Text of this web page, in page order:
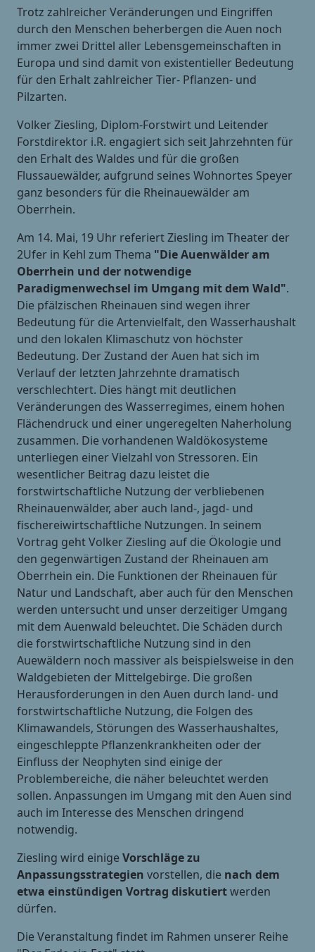
Trotz zahlreicher Veränderungen und Eingriffen
durch den Menschen beherbergen die Auen noch
immer zwei Drittel aller Lebensgemeinschaften in
Europa und sind damit von existentieller Bedeutung
für den Erhalt zahlreicher Tier- Pflanzen- und
Pilzarten.
Volker Ziesling, Diplom-Forstwirt und Leitender
Forstdirektor i.R. engagiert sich seit Jahrzehnten für
den Erhalt des Waldes und für die großen
Flussauewälder, aufgrund seines Wohnortes Speyer
ganz besonders für die Rheinauewälder am
Oberrhein.
Am 14. Mai, 19 Uhr referiert Ziesling im Theater der
2Ufer in Kehl zum Thema "Die Auenwälder am
Oberrhein und der notwendige
Paradigmenwechsel im Umgang mit dem Wald".
Die pfälzischen Rheinauen sind wegen ihrer
Bedeutung für die Artenvielfalt, den Wasserhaushalt
und den lokalen Klimaschutz von höchster
Bedeutung. Der Zustand der Auen hat sich im
Verlauf der letzten Jahrzehnte dramatisch
verschlechtert. Dies hängt mit deutlichen
Veränderungen des Wasserregimes, einem hohen
Flächendruck und einer ungeregelten Naherholung
zusammen. Die vorhandenen Waldökosysteme
unterliegen einer Vielzahl von Stressoren. Ein
wesentlicher Beitrag dazu leistet die
forstwirtschaftliche Nutzung der verbliebenen
Rheinauenwälder, aber auch land-, jagd- und
fischereiwirtschaftliche Nutzungen. In seinem
Vortrag geht Volker Ziesling auf die Ökologie und
den gegenwärtigen Zustand der Rheinauen am
Oberrhein ein. Die Funktionen der Rheinauen für
Natur und Landschaft, aber auch für den Menschen
werden untersucht und unser derzeitiger Umgang
mit dem Auenwald beleuchtet. Die Schäden durch
die forstwirtschaftliche Nutzung sind in den
Auewäldern noch massiver als beispielsweise in den
Waldgebieten der Mittelgebirge. Die großen
Herausforderungen in den Auen durch land- und
forstwirtschaftliche Nutzung, die Folgen des
Klimawandels, Störungen des Wasserhaushaltes,
eingeschleppte Pflanzenkrankheiten oder der
Einfluss der Neophyten sind einige der
Problembereiche, die näher beleuchtet werden
sollen. Anpassungen im Umgang mit den Auen sind
auch im Interesse des Menschen dringend
notwendig.
Ziesling wird einigeVorschläge zu
Anpassungsstrategien vorstellen, die nach dem
etwa einstündigen Vortrag diskutiertwerden
dürfen.
Die Veranstaltung findet im Rahmen unserer Reihe